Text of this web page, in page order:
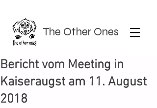
The Other Ones
Bericht vom Meeting in
Kaiseraugst am 11. August
2018